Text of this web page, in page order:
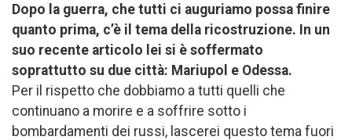
Dopo la guerra, che tutti ci auguriamo possa finire
quanto prima, c’è il tema della ricostruzione. In un
suo recente articolo lei si è soffermato
soprattutto su due città: Mariupol e Odessa.
Per il rispetto che dobbiamo a tutti quelli che
continuano a morire e a soffrire sotto i
bombardamenti dei russi, lascerei questo tema fuori